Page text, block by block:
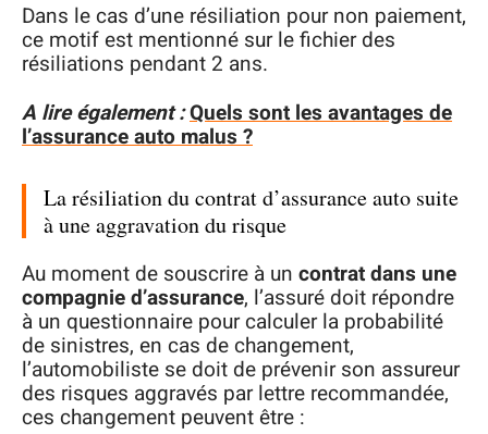
Dans le cas d’une résiliation pour non paiement,
ce motif est mentionné sur le fichier des
résiliations pendant 2 ans.
A lire également :Quels sont les avantages de
l’assurance auto malus ?
La résiliation du contrat d’assurance auto suite
à une aggravation du risque
Au moment de souscrire à un contrat dans une
compagnie d’assurance, l’assuré doit répondre
à un questionnaire pour calculer la probabilité
de sinistres, en cas de changement,
l’automobiliste se doit de prévenir son assureur
des risques aggravés par lettre recommandée,
ces changement peuvent être :